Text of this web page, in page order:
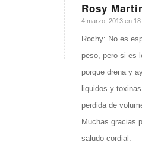
Rosy
Dice:
4 marzo, 2013 en
Rochy: No es
peso, pero si es
porque drena y
liquidos y
perdida de
Muchas gracias
saludo cordial.